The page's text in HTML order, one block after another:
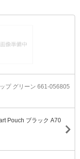
プ グリーン 661-056805
Pouch ブラック A70